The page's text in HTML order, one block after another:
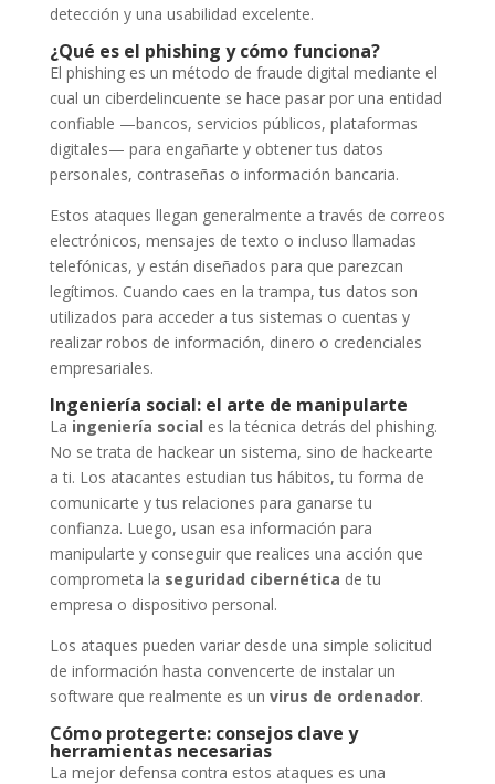
detección y una usabilidad excelente.
¿Qué es el phishing y cómo funciona?
El phishing es un método de fraude digital mediante el
cual un ciberdelincuente se hace pasar por una entidad
confiable —bancos, servicios públicos, plataformas
digitales— para engañarte y obtener tus datos
personales, contraseñas o información bancaria.
Estos ataques llegan generalmente a través de correos
electrónicos, mensajes de texto o incluso llamadas
telefónicas, y están diseñados para que parezcan
legítimos. Cuando caes en la trampa, tus datos son
utilizados para acceder a tus sistemas o cuentas y
realizar robos de información, dinero o credenciales
empresariales.
Ingeniería social: el arte de manipularte
La ingeniería social es la técnica detrás del phishing.
No se trata de hackear un sistema, sino de hackearte
a ti. Los atacantes estudian tus hábitos, tu forma de
comunicarte y tus relaciones para ganarse tu
confianza. Luego, usan esa información para
manipularte y conseguir que realices una acción que
comprometa la seguridad cibernética de tu
empresa o dispositivo personal.
Los ataques pueden variar desde una simple solicitud
de información hasta convencerte de instalar un
software que realmente es un virus de ordenador.
Cómo protegerte: consejos clave y
herramientas necesarias
La mejor defensa contra estos ataques es una